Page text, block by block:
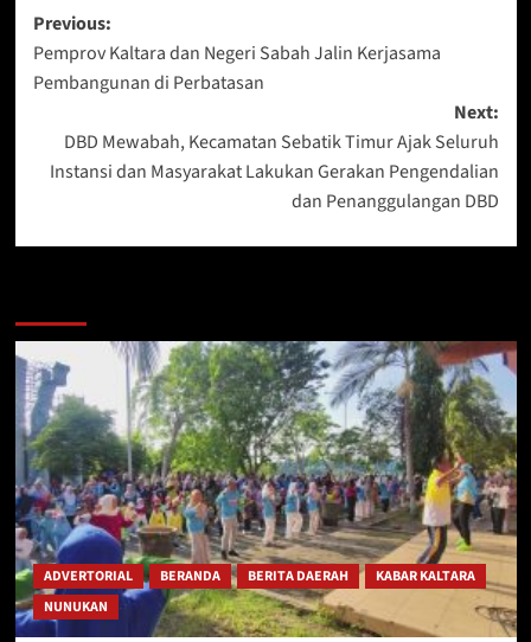
Post
navigation
Previous:
Pemprov Kaltara dan Negeri Sabah Jalin Kerjasama
Pembangunan di Perbatasan
Next:
DBD Mewabah, Kecamatan Sebatik Timur Ajak Seluruh
Instansi dan Masyarakat Lakukan Gerakan Pengendalian
dan Penanggulangan DBD
ADVERTORIAL BERANDA BERITA DAERAH
KABAR KALTARA
NUNUKAN